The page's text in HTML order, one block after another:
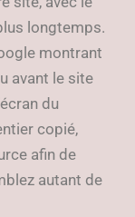
longtemps.
montrant
avant le site
du
copié,
afin de
autant de